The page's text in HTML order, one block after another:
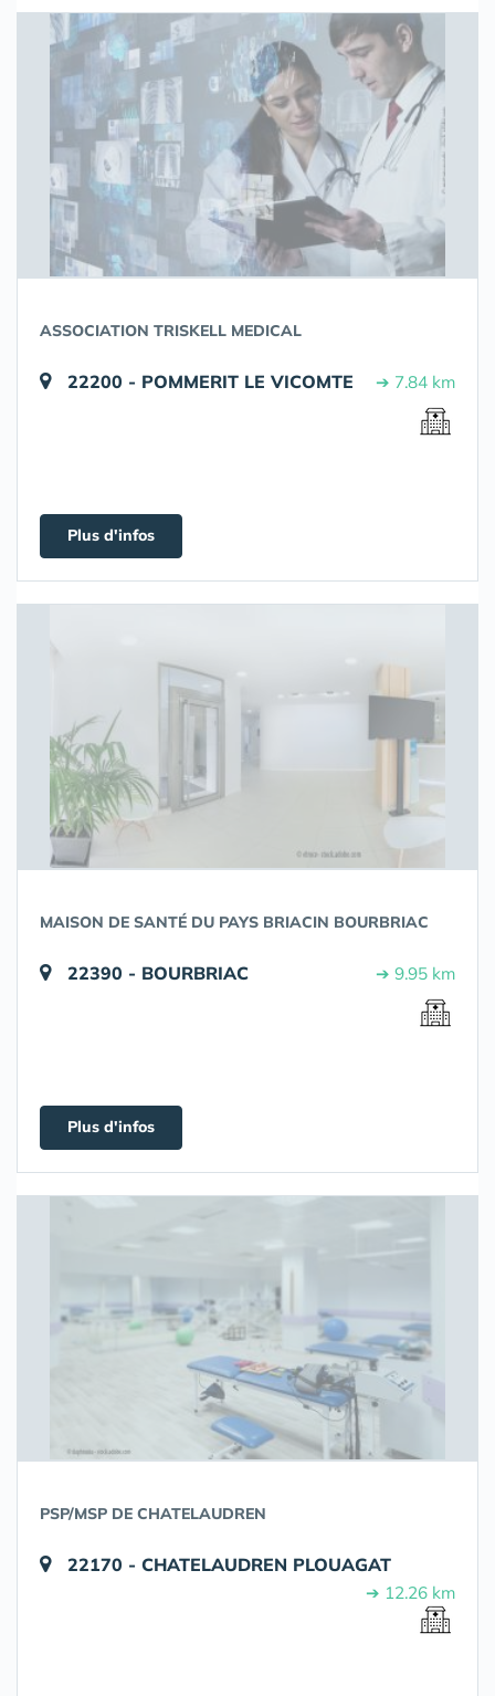
ASSOCIATION TRISKELL MEDICAL
22200 - POMMERIT LE VICOMTE ➔ 7.84 km
Plus d'infos
MAISON DE SANTÉ DU PAYS BRIACIN BOURBRIAC
22390 - BOURBRIAC ➔ 9.95 km
Plus d'infos
PSP/MSP DE CHATELAUDREN
22170 - CHATELAUDREN PLOUAGAT
➔ 12.26 km